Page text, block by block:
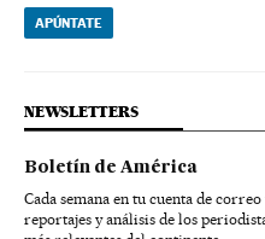
APÚNTATE
NEWSLETTERS
Boletín de América
Cada semana en tu cuenta de
reportajes y análisis de los